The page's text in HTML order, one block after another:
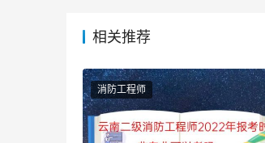
时间表，这样可以避免复习时
第三，把总复习时间向各阶段
消防工程师考试答题注意事
相关推荐
消防工程师